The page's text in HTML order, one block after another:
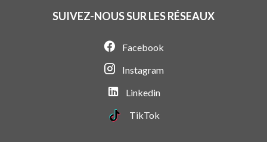
SUIVEZ-NOUS SUR LES RÉSEAUX
Facebook
Instagram
Linkedin
TikTok